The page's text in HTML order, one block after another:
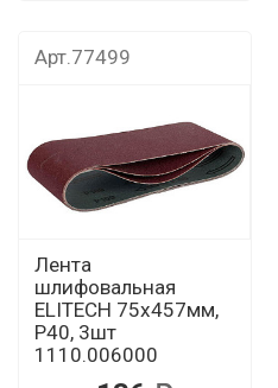
Арт.77499
Лента
шлифовальная
ELITECH 75х457мм,
Р40, 3шт
1110.006000